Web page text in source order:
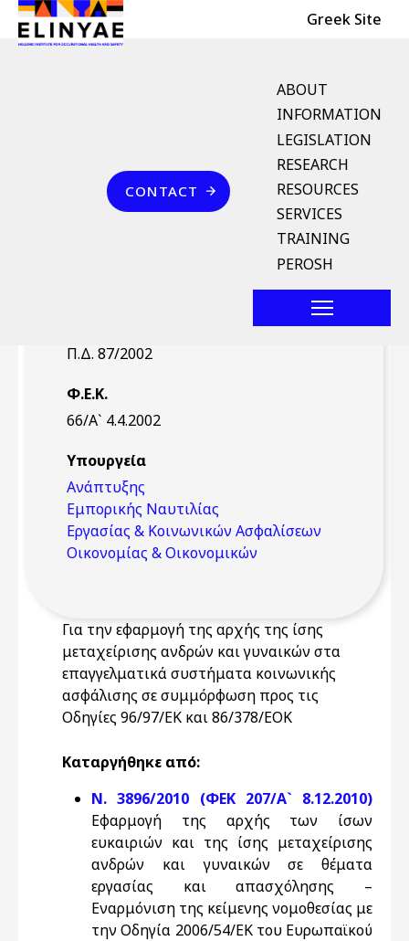
Skip to main content
Header Top Greek Site
English Menu
ABOUT
INFORMATION
LEGISLATION
RESEARCH
RESOURCES
SERVICES
TRAINING
PEROSH
Επικοινωνία
CONTACT
Breadcrumb
Π.Δ. 87/2002 (ΦΕΚ 66/Α`
Π.Δ. 87/2002
Φ.Ε.Κ.
66/Α` 4.4.2002
Υπουργεία
Ανάπτυξης
Εμπορικής Ναυτιλίας
Εργασίας & Κοινωνικών Ασφαλίσεων
Οικονομίας & Οικονομικών
Για την εφαρμογή της αρχής της ίσης
μεταχείρισης ανδρών και γυναικών στα
επαγγελματικά συστήματα κοινωνικής
ασφάλισης σε συμμόρφωση προς τις
Οδηγίες 96/97/ΕΚ και 86/378/ΕΟΚ
Καταργήθηκε από:
Ν. 3896/2010 (ΦΕΚ 207/Α` 8.12.2010)
Εφαρμογή της αρχής των ίσων
ευκαιριών και της ίσης μεταχείρισης
ανδρών και γυναικών σε θέματα
εργασίας και απασχόλησης –
Εναρμόνιση της κείμενης νομοθεσίας με
την Οδηγία 2006/54/ΕΚ του Ευρωπαϊκού